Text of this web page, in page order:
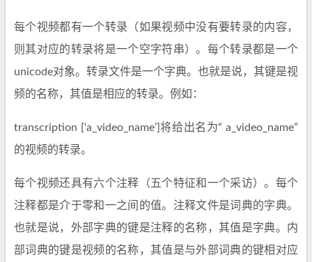
每个视频都有一个转录（如果视频中没有要转录的内容，
则其对应的转录将是一个空字符串）。每个转录都是一个
unicode对象。转录文件是一个字典。也就是说，其键是视
频的名称，其值是相应的转录。例如：
transcription [‘a_video_name’]将给出名为“ a_video_name”
的视频的转录。
每个视频还具有六个注释（五个特征和一个采访）。每个
注释都是介于零和一之间的值。注释文件是词典的字典。
也就是说，外部字典的键是注释的名称，其值是字典。内
部词典的键是视频的名称，其值是与外部词典的键相对应